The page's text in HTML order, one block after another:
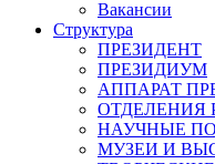
Вакансии
Структура
ПРЕЗИДЕНТ
ПРЕЗИДИУМ
АППАРАТ
ОТДЕЛЕНИЯ
НАУЧНЫЕ
МУЗЕИ И